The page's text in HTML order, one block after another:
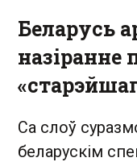
Беларусь
назіранне
Са слоў
беларускім